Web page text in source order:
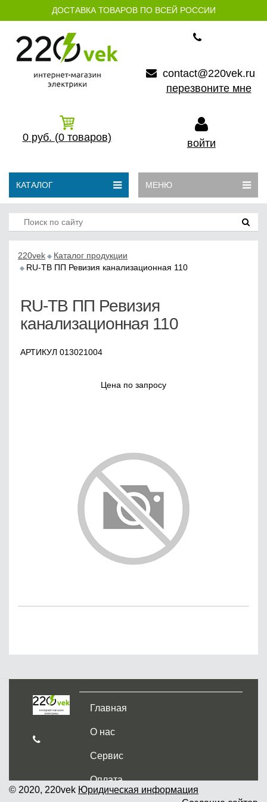
ДОСТАВКА ТОВАРОВ ПО ВСЕЙ РОССИИ
contact@220vek.ru
перезвоните мне
0 руб. (0 товаров) войти
КАТАЛОГ МЕНЮ
220vek
Каталог продукции
RU-TB ПП Ревизия канализационная 110
RU-TB ПП Ревизия
канализационная 110
АРТИКУЛ 013021004
Цена по запросу
Главная
О нас
Сервис
Оплата
© 2020, 220vek Юридическая информация